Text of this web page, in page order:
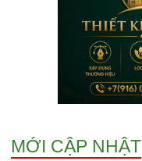
MỚI CẬP NHẬT